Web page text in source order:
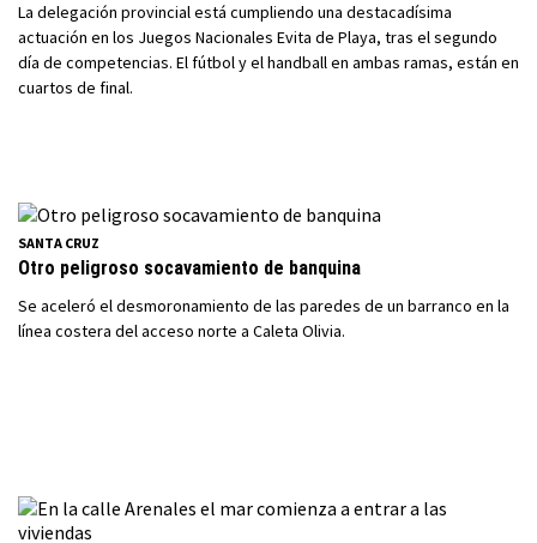
La delegación provincial está cumpliendo una destacadísima
actuación en los Juegos Nacionales Evita de Playa, tras el segundo
día de competencias. El fútbol y el handball en ambas ramas, están en
cuartos de final.
SANTA CRUZ
Otro peligroso socavamiento de banquina
Se aceleró el desmoronamiento de las paredes de un barranco en la
línea costera del acceso norte a Caleta Olivia.